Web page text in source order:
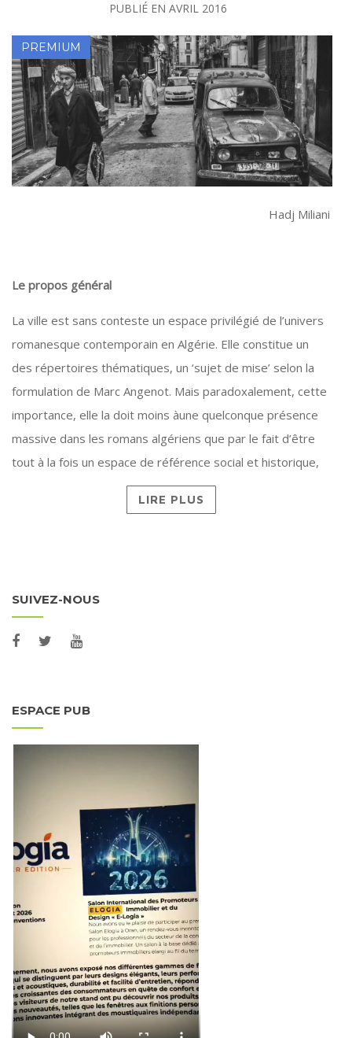
PUBLIÉ EN AVRIL 2016
Hadj Miliani
Le propos général
La ville est sans conteste un espace privilégié de l’univers
romanesque contemporain en Algérie. Elle constitue un
des répertoires thématiques, un ‘sujet de mise’ selon la
formulation de Marc Angenot. Mais paradoxalement, cette
importance, elle la doit moins àune quelconque présence
massive dans les romans algériens que par le fait d’être
tout à la fois un espace de référence social et historique,
LIRE PLUS
SUIVEZ-NOUS
ESPACE PUB